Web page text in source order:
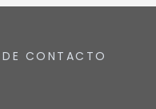
CONTACTO